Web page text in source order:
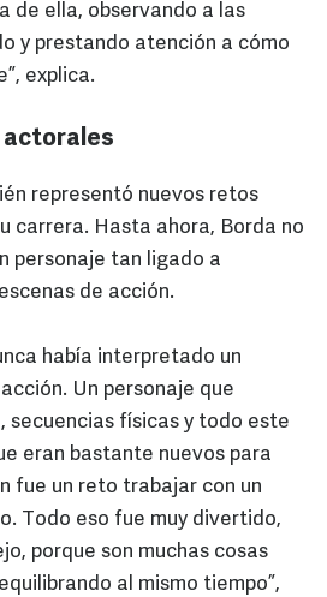
de ella, observando a las
y prestando atención a cómo
explica.
actorales
representó nuevos retos
carrera. Hasta ahora, Borda no
personaje tan ligado a
de acción.
había interpretado un
Un personaje que
secuencias físicas y todo este
eran bastante nuevos para
fue un reto trabajar con un
Todo eso fue muy divertido,
porque son muchas cosas
al mismo tiempo”,